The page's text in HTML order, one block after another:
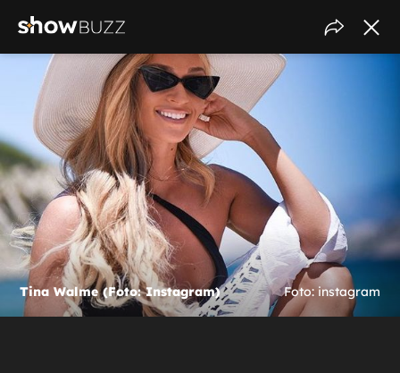
Tina Walme (Foto: Instagram) Foto: instagram